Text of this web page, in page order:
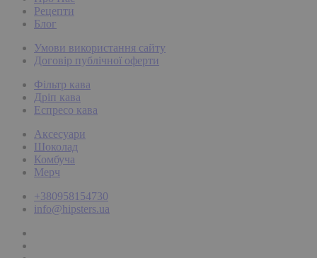
Рецепти
Блог
Умови використання сайту
Договір публічної оферти
Фільтр кава
Дріп кава
Еспресо кава
Аксесуари
Шоколад
Комбуча
Мерч
+380958154730
info@hipsters.ua